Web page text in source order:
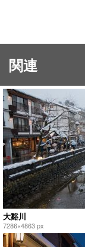
関連
大谿川
7286×4863 px